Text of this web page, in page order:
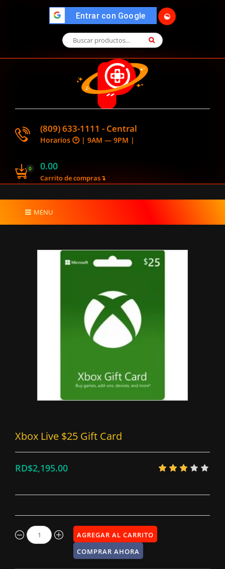
Entrar con Google 🌓
(809) 633-1111 - Central
Horarios 🕑 | 9AM — 9PM |
0 0.00
Carrito de compras↴
MENU
Xbox Live $25 Gift Card
RD$2,195.00